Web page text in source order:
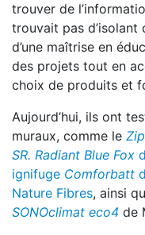
trouver de
trouvait pas
d’une maîtrise en
des projets tout en
choix de produits et
Aujourd’hui, ils ont
muraux, comme le
SR. Radiant Blue Fox
ignifuge Comforbatt
Nature Fibres, ainsi
SONOclimat eco4 de